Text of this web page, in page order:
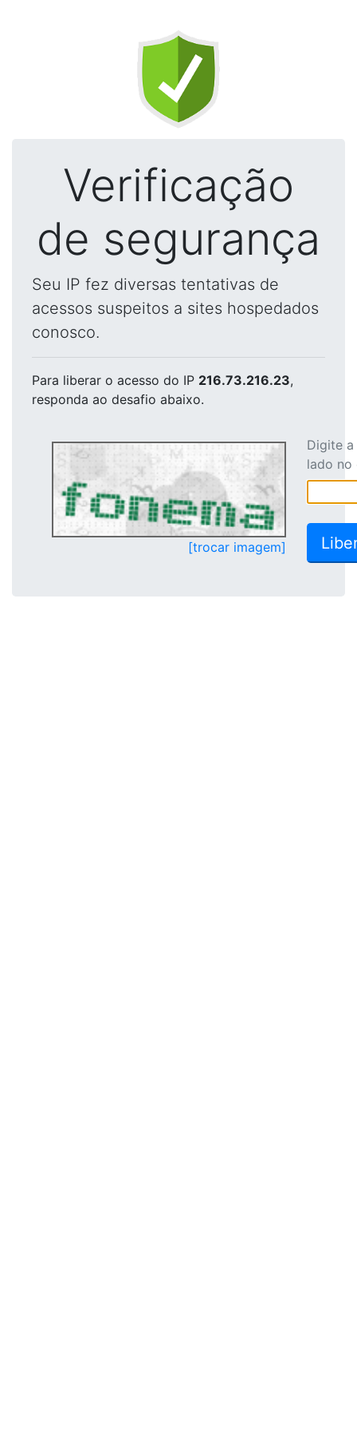
Verificação
de segurança
Seu IP fez diversas tentativas de
acessos suspeitos a sites hospedados
conosco.
Para liberar o acesso do IP 216.73.216.23,
responda ao desafio abaixo.
[trocar imagem]
Digite
lado no